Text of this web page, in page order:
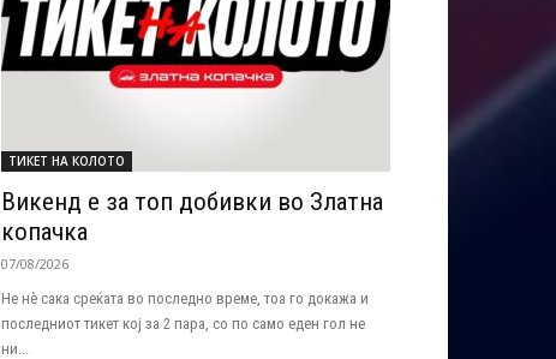
ТИКЕТ НА КОЛОТО
Викенд е за топ добивки во Златна
копачка
07/08/2026
Не нѐ сака среќата во последно време, тоа го докажа и
последниот тикет кој за 2 пара, со по само еден гол не
ни...